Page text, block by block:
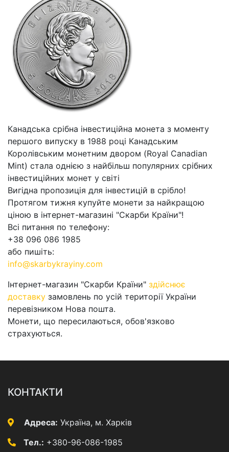
Канадська срібна інвестиційна монета з моменту
першого випуску в 1988 році Канадським
Королівським монетним двором (Royal Canadian
Mint) стала однією з найбільш популярних срібних
інвестиційних монет у світі
Вигідна пропозиція для інвестицій в срібло!
Протягом тижня купуйте монети за найкращою
ціною в інтернет-магазині "Скарби Країни"!
Всі питання по телефону:
+38 096 086 1985
або пишіть:
info@skarbykrayiny.com
Інтернет-магазин "Скарби Країни" здійснює
доставку замовлень по усій території України
перевізником Нова пошта.
Монети, що пересилаються, обов'язково
страхуються.
КОНТАКТИ
Адреса: Україна, м. Харків
Тел.: +380-96-086-1985